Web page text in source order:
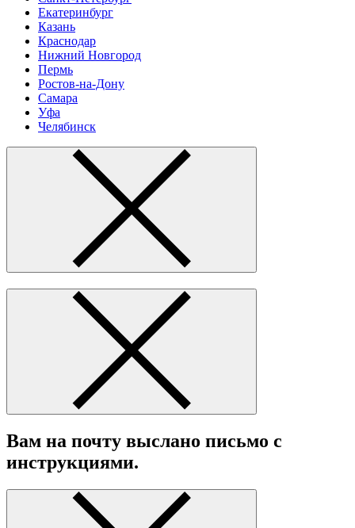
Екатеринбург
Казань
Краснодар
Нижний Новгород
Пермь
Ростов-на-Дону
Самара
Уфа
Челябинск
Вам на почту выслано письмо с
инструкциями.